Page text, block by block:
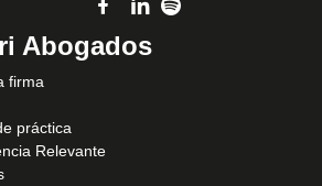
Abogados
firma
práctica
Relevante